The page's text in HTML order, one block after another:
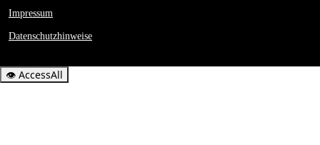
Impressum
Datenschutzhinweise
👁 AccessAll